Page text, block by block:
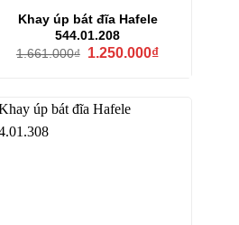
Khay úp bát đĩa Hafele
544.01.208
1.661.000₫ Giá
1.250.000₫Giá